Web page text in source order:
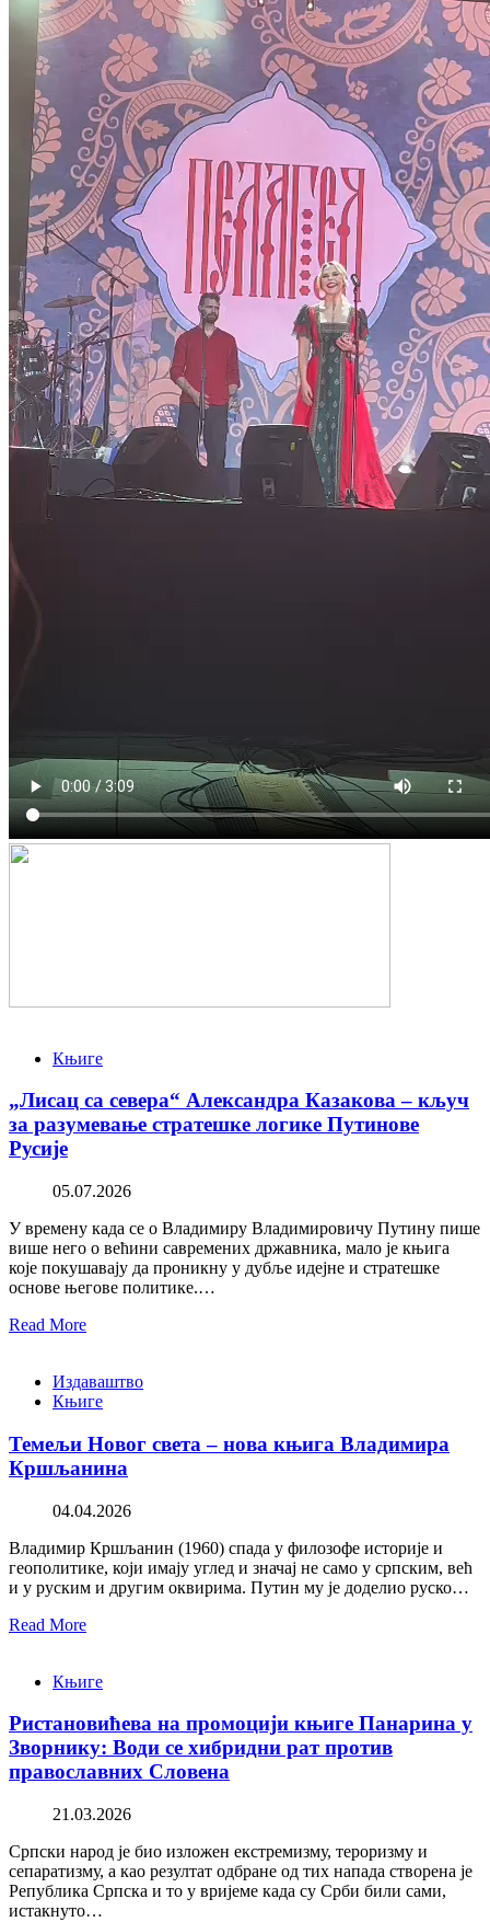
Књиге
„Лисац са севера“ Александра Казакова – кључ
за разумевање стратешке логике Путинове
Русије
05.07.2026
У времену када се о Владимиру Владимировичу Путину пише
више него о већини савремених државника, мало је књига
које покушавају да проникну у дубље идејне и стратешке
основе његове политике.…
Read More
Издаваштво
Књиге
Темељи Новог света – нова књига Владимира
Кршљанина
04.04.2026
Владимир Кршљанин (1960) спада у филозофе историје и
геополитике, који имају углед и значај не само у српским, већ
и у руским и другим оквирима. Путин му је доделио руско…
Read More
Књиге
Ристановићева на промоцији књиге Панарина у
Зворнику: Води се хибридни рат против
православних Словена
21.03.2026
Српски народ је био изложен екстремизму, тероризму и
сепаратизму, а као резултат одбране од тих напада створена је
Република Српска и то у вријеме када су Срби били сами,
истакнуто…